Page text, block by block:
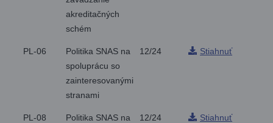
akreditačných
schém
PL-06
Politika SNAS na
spoluprácu so
zainteresovanými
stranami
12/24 Stiahnuť
PL-08
Politika SNAS na
12/24 Stiahnuť